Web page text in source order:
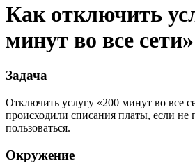
Как отключить
минут во все сети»
Задача
Отключить услугу «200 минут во все
происходили списания платы, если не
пользоваться.
Окружение